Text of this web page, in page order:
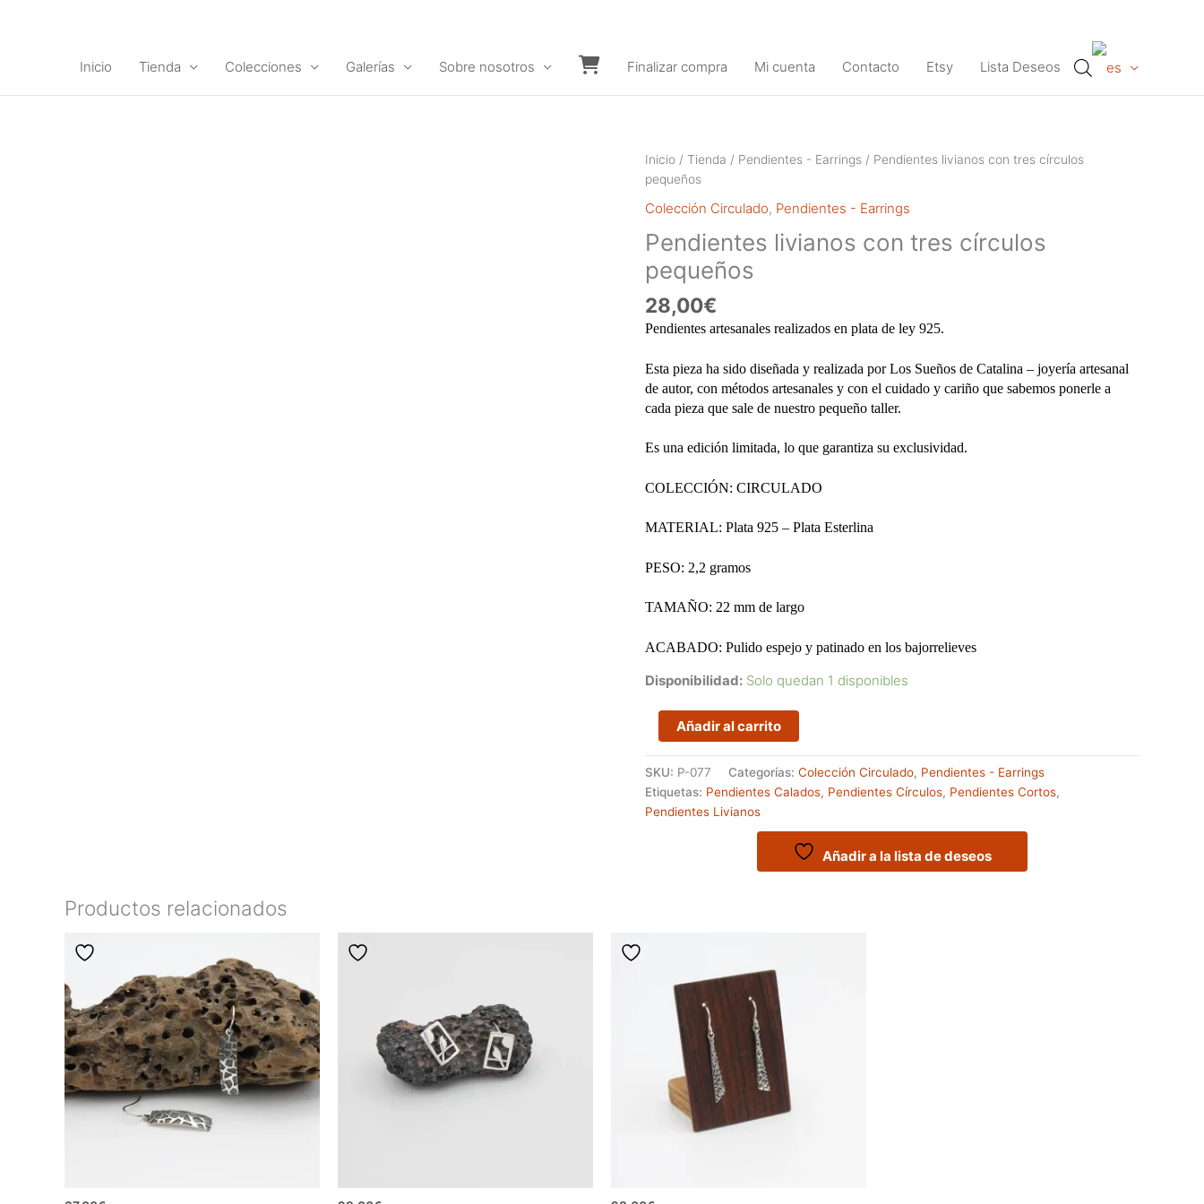
Inicio
Tienda Colecciones Galerías
Sobre nosotros
Carrito
Finalizar compra Mi cuenta Contacto Etsy Lista Deseos
Inicio / Tienda / Pendientes - Earrings / Pendientes livianos con tres círculos
pequeños
Colección Circulado, Pendientes - Earrings
Pendientes livianos con tres círculos
pequeños
28,00€
Pendientes artesanales realizados en plata de ley 925.
Esta pieza ha sido diseñada y realizada por Los Sueños de Catalina – joyería artesanal
de autor, con métodos artesanales y con el cuidado y cariño que sabemos ponerle a
cada pieza que sale de nuestro pequeño taller.
Es una edición limitada, lo que garantiza su exclusividad.
COLECCIÓN: CIRCULADO
MATERIAL: Plata 925 – Plata Esterlina
PESO: 2,2 gramos
TAMAÑO: 22 mm de largo
ACABADO: Pulido espejo y patinado en los bajorrelieves
Disponibilidad: Solo quedan 1 disponibles
Pendientes
livianos
con
tres
círculos
pequeños
Añadir al carrito
SKU: P-077 Categorías: Colección Circulado, Pendientes - Earrings
Etiquetas: Pendientes Calados, Pendientes Círculos, Pendientes Cortos,
Pendientes Livianos
Añadir a la lista de deseos
Productos relacionados